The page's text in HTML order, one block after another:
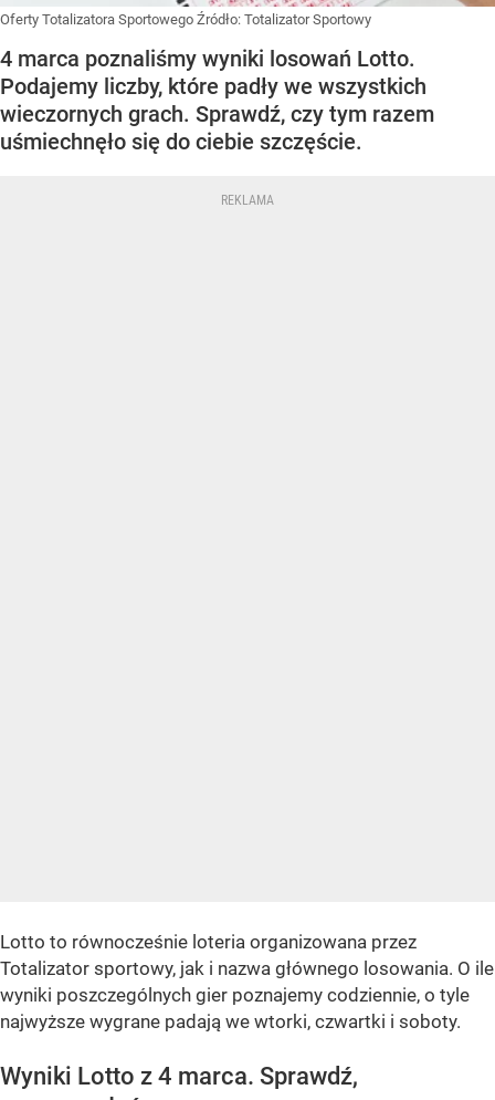
Oferty Totalizatora Sportowego Źródło: Totalizator Sportowy
4 marca poznaliśmy wyniki losowań Lotto.
Podajemy liczby, które padły we wszystkich
wieczornych grach. Sprawdź, czy tym razem
uśmiechnęło się do ciebie szczęście.
Lotto to równocześnie loteria organizowana przez
Totalizator sportowy, jak i nazwa głównego losowania. O ile
wyniki poszczególnych gier poznajemy codziennie, o tyle
najwyższe wygrane padają we wtorki, czwartki i soboty.
Wyniki Lotto z 4 marca. Sprawdź,